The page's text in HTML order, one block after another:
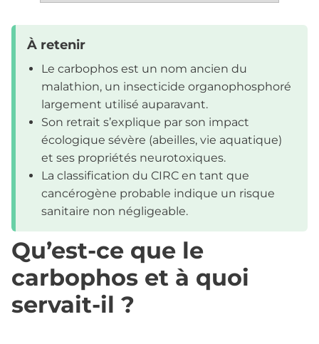
À retenir
Le carbophos est un nom ancien du
malathion, un insecticide organophosphoré
largement utilisé auparavant.
Son retrait s’explique par son impact
écologique sévère (abeilles, vie aquatique)
et ses propriétés neurotoxiques.
La classification du CIRC en tant que
cancérogène probable indique un risque
sanitaire non négligeable.
Qu’est-ce que le
carbophos et à quoi
servait-il ?